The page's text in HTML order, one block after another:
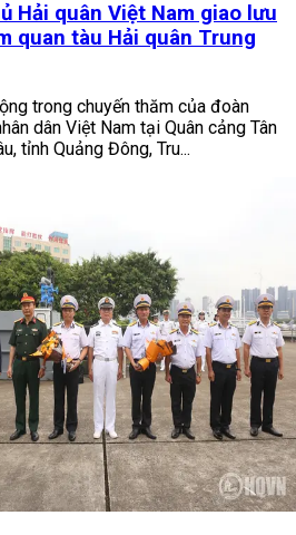
Hải quân Việt Nam giao lưu
quan tàu Hải quân Trung
trong chuyến thăm của đoàn
dân Việt Nam tại Quân cảng Tân
tỉnh Quảng Đông, Tru...